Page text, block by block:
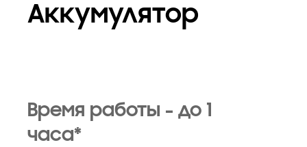
Аккумулятор
Время работы - до 1
часа*